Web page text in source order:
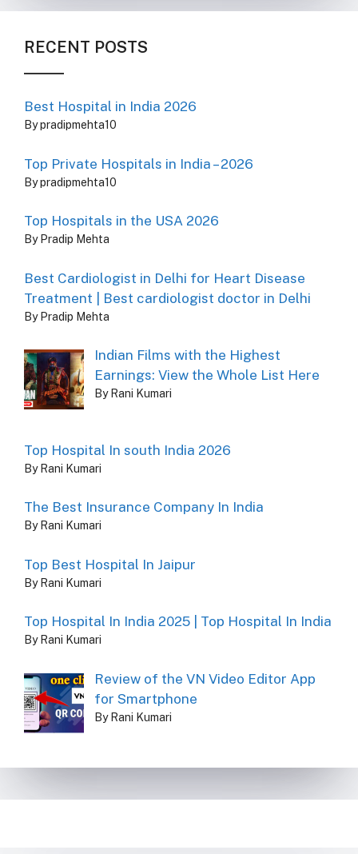
RECENT POSTS
Best Hospital in India 2026
By pradipmehta10
Top Private Hospitals in India – 2026
By pradipmehta10
Top Hospitals in the USA 2026
By Pradip Mehta
Best Cardiologist in Delhi for Heart Disease
Treatment | Best cardiologist doctor in Delhi
By Pradip Mehta
Indian Films with the Highest
Earnings: View the Whole List Here
By Rani Kumari
Top Hospital In south India 2026
By Rani Kumari
The Best Insurance Company In India
By Rani Kumari
Top Best Hospital In Jaipur
By Rani Kumari
Top Hospital In India 2025 | Top Hospital In India
By Rani Kumari
Review of the VN Video Editor App
for Smartphone
By Rani Kumari